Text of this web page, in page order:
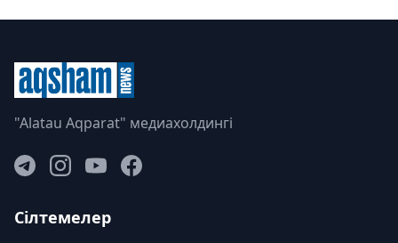
"Alatau Aqparat" медиахолдингі
Сілтемелер